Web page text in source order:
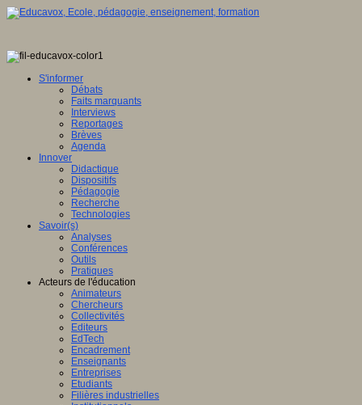
S'informer
Débats
Faits marquants
Interviews
Reportages
Brèves
Agenda
Innover
Didactique
Dispositifs
Pédagogie
Recherche
Technologies
Savoir(s)
Analyses
Conférences
Outils
Pratiques
Acteurs de l'éducation
Animateurs
Chercheurs
Collectivités
Editeurs
EdTech
Encadrement
Enseignants
Entreprises
Etudiants
Filières industrielles